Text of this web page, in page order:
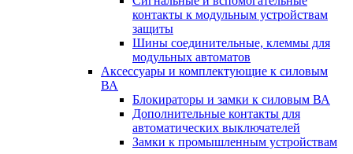
контакты к модульным устройствам
защиты
Шины соединительные, клеммы для
модульных автоматов
Аксессуары и комплектующие к силовым
ВА
Блокираторы и замки к силовым ВА
Дополнительные контакты для
автоматических выключателей
Замки к промышленным устройствам